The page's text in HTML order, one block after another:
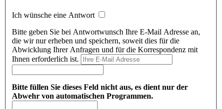
Ich wünsche eine Antwort
Bitte geben Sie bei Antwortwunsch Ihre E-Mail Adresse an,
die wir nur erheben und speichern, soweit dies für die
Abwicklung Ihrer Anfragen und für die Korrespondenz mit
Ihnen erforderlich ist.
Bitte füllen Sie dieses Feld nicht aus, es dient nur der
Abwehr von automatischen Programmen.